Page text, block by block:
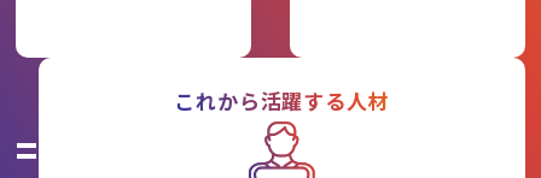
=
これから活躍する人材